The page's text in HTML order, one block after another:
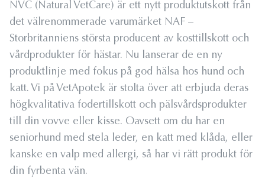
NVC (Natural VetCare) är ett nytt produktutskott från
det välrenommerade varumärket NAF –
Storbritanniens största producent av kosttillskott och
vårdprodukter för hästar. Nu lanserar de en ny
produktlinje med fokus på god hälsa hos hund och
katt. Vi på VetApotek är stolta över att erbjuda deras
högkvalitativa fodertillskott och pälsvårdsprodukter
till din vovve eller kisse. Oavsett om du har en
seniorhund med stela leder, en katt med klåda, eller
kanske en valp med allergi, så har vi rätt produkt för
din fyrbenta vän.